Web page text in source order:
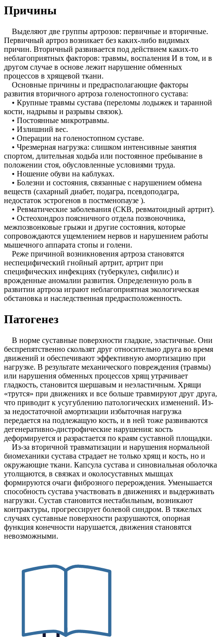
Причины
Выделяют две группы артрозов: первичные и вторичные.
Первичный артроз возникает без каких-либо видимых
причин. Вторичный развивается под действием каких-то
неблагоприятных факторов: травмы, воспаления И в том, и в
другом случае в основе лежит нарушение обменных
процессов в хрящевой ткани.
Основные причины и предрасполагающие факторы
развития вторичного артроза голеностопного сустава:
• Крупные травмы сустава (переломы лодыжек и таранной
кости, надрывы и разрывы связок).
• Постоянные микротравмы.
• Излишний вес.
• Операции на голеностопном суставе.
• Чрезмерная нагрузка: слишком интенсивные занятия
спортом, длительная ходьба или постоянное пребывание в
положении стоя, обусловленные условиями труда.
• Ношение обуви на каблуках.
• Болезни и состояния, связанные с нарушением обмена
веществ (сахарный диабет, подагра, псевдоподагра,
недостаток эстрогенов в постменопаузе ).
• Ревматические заболевания (СКВ, ревматоидный артрит).
• Остеохондроз поясничного отдела позвоночника,
межпозвонковые грыжи и другие состояния, которые
сопровождаются ущемлением нервов и нарушением работы
мышечного аппарата стопы и голени.
Реже причиной возникновения артроза становятся
неспецифический гнойный артрит, артрит при
специфических инфекциях (туберкулез, сифилис) и
врожденные аномалии развития. Определенную роль в
развитии артроза играют неблагоприятная экологическая
обстановка и наследственная предрасположенность.
Патогенез
В норме суставные поверхности гладкие, эластичные. Они
беспрепятственно скользят друг относительно друга во время
движений и обеспечивают эффективную амортизацию при
нагрузке. В результате механического повреждения (травмы)
или нарушения обменных процессов хрящ утрачивает
гладкость, становится шершавым и неэластичным. Хрящи
«трутся» при движениях и все больше травмируют друг друга,
что приводит к усугублению патологических изменений. Из-
за недостаточной амортизации избыточная нагрузка
передается на подлежащую кость, и в ней тоже развиваются
дегенеративно-дистрофические нарушения: кость
деформируется и разрастается по краям суставной площадки.
Из-за вторичной травматизации и нарушения нормальной
биомеханики сустава страдает не только хрящ и кость, но и
окружающие ткани. Капсула сустава и синовиальная оболочка
утолщаются, в связках и околосуставных мышцах
формируются очаги фиброзного перерождения. Уменьшается
способность сустава участвовать в движениях и выдерживать
нагрузки. Сустав становится нестабильным, возникают
контрактуры, прогрессирует болевой синдром. В тяжелых
случаях суставные поверхности разрушаются, опорная
функция конечности нарушается, движения становятся
невозможными.